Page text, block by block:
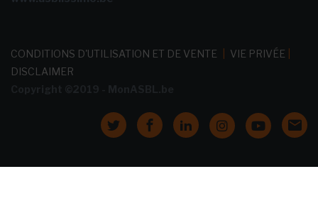
CONDITIONS D'UTILISATION ET DE VENTE VIE PRIVÉE
DISCLAIMER